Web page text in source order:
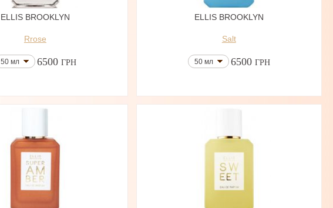
ELLIS BROOKLYN
Rrose
50 мл 6500 ГРН
ELLIS BROOKLYN
Salt
50 мл 6500 ГРН